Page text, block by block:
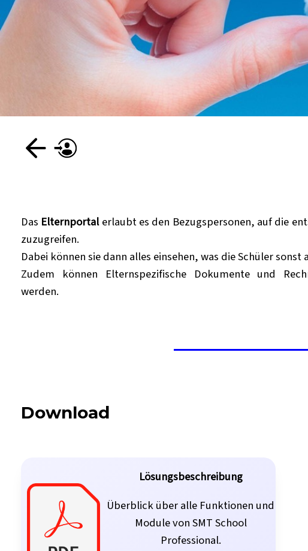
Das Elternportalerlaubt es den Bezugspersonen, auf die
zuzugreifen.
Dabei können sie dann alles einsehen, was die Schüler sonst
Zudem können Elternspezifische Dokumente und
werden.
Download
Lösungsbeschreibung
Überblick über alle Funktionen und
Module von SMT School
Professional.